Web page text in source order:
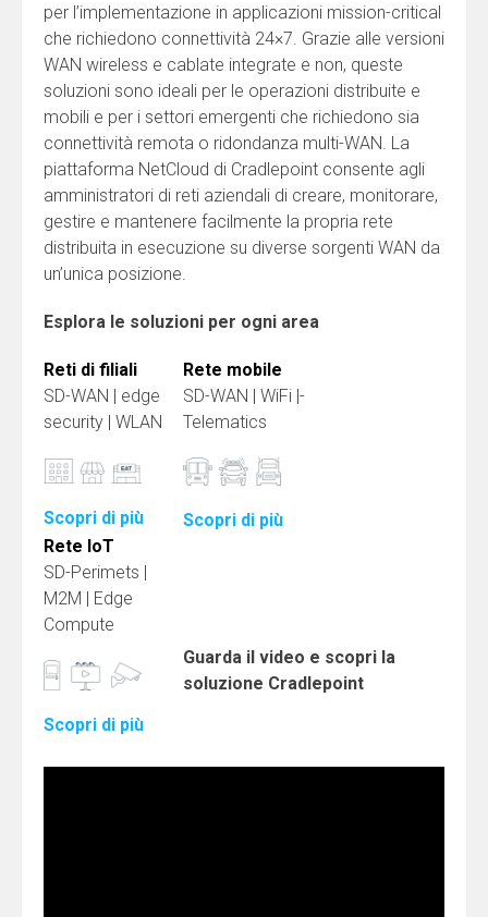
per l’implementazione in applicazioni mission-critical
che richiedono connettività 24×7. Grazie alle versioni
WAN wireless e cablate integrate e non, queste
soluzioni sono ideali per le operazioni distribuite e
mobili e per i settori emergenti che richiedono sia
connettività remota o ridondanza multi-WAN. La
piattaforma NetCloud di Cradlepoint consente agli
amministratori di reti aziendali di creare, monitorare,
gestire e mantenere facilmente la propria rete
distribuita in esecuzione su diverse sorgenti WAN da
un’unica posizione.
Esplora le soluzioni per ogni area
Reti di filiali
SD-WAN | edge
security | WLAN
Scopri di più
Rete mobile
SD-WAN | WiFi |-
Telematics
Scopri di più
Rete IoT
SD-Perimets |
M2M | Edge
Compute
Scopri di più
Guarda il video e scopri la
soluzione Cradlepoint